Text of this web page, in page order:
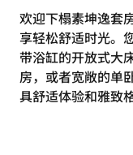
欢迎下榻素坤逸套
享轻松舒适时光。
带浴缸的开放式大
房，或者宽敞的单
具舒适体验和雅致